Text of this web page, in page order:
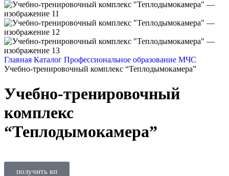
Главная Каталог Профессиональное образование МЧС
Учебно-тренировочный комплекс “Теплодымокамера”
Учебно-тренировочный
комплекс
“Теплодымокамера”
получить кп